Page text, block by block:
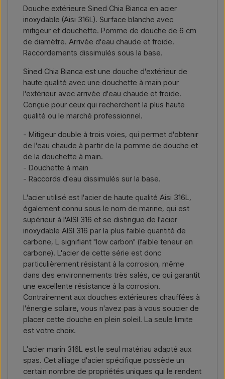
Nous écrire → Nous appeler →
Douche extérieure Sined Chia Bianca en acier
inoxydable (Aisi 316L). Surface blanche avec
mitigeur et douchette. Pomme de douche de 6 cm
de diamètre. Arrivée d'eau chaude et froide.
Raccordements dissimulés sous la base.
Sined Chia Bianca est une douche d'extérieur de
haute qualité avec une douchette à main pour
l'extérieur avec arrivée d'eau chaude et froide.
Conçue pour ceux qui recherchent la plus haute
qualité ou le marché professionnel.
- Mitigeur double à trois voies, qui permet d'obtenir
de l'eau chaude à partir de la pomme de douche et
de la douchette à main.
- Douchette à main
- Raccords d'eau dissimulés sur la base.
L'acier utilisé est l'acier de haute qualité Aisi 316L,
également connu sous le nom de marine, qui est
supérieur à l'AISI 316 et se distingue de l'acier
inoxydable AISI 316 par la plus faible quantité de
carbone, L signifiant "low carbon" (faible teneur en
carbone). L'acier de cette série est donc
particulièrement résistant à la corrosion, même
dans des environnements très salés, ce qui garantit
une excellente résistance à la corrosion.
Contrairement aux douches extérieures chauffées à
l'énergie solaire, vous n'avez pas à vous soucier de
placer cette douche en plein soleil. La seule limite
est votre choix.
L'acier marin 316L est le seul matériau adapté aux
spas. Cet alliage d'acier spécifique possède un
certain nombre de propriétés uniques qui le rendent